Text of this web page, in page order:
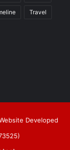
Travel
Developed